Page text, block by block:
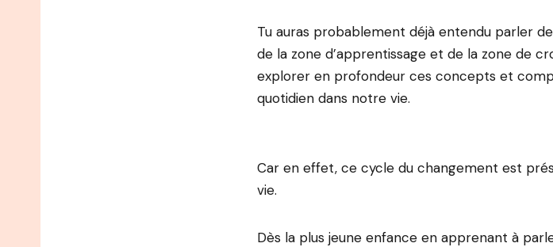
Tu auras probablement déjà entendu parler
de la zone d’apprentissage et de la zone de
explorer en profondeur ces concepts et
quotidien dans notre vie.
Car en effet, ce cycle du changement est
vie.
Dès la plus jeune enfance en apprenant à